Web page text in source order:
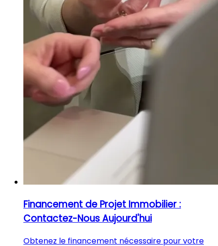
Financement de Projet Immobilier :
Contactez-Nous Aujourd'hui
Obtenez le financement nécessaire pour votre